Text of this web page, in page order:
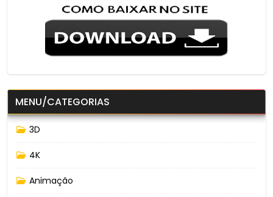
MENU/CATEGORIAS
3D
4K
Animação